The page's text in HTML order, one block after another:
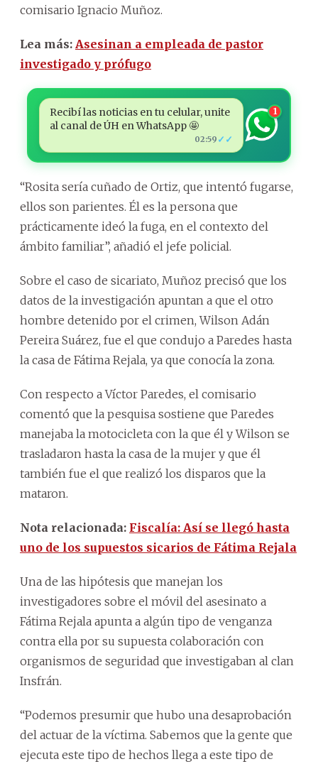
comisario Ignacio Muñoz.
Lea más: Asesinan a empleada de pastor
investigado y prófugo
Recibí las noticias en tu celular, unite
al canal de ÚH en WhatsApp 🤩
02:59 ✓✓
1
“Rosita sería cuñado de Ortiz, que intentó fugarse,
ellos son parientes. Él es la persona que
prácticamente ideó la fuga, en el contexto del
ámbito familiar”, añadió el jefe policial.
Sobre el caso de sicariato, Muñoz precisó que los
datos de la investigación apuntan a que el otro
hombre detenido por el crimen, Wilson Adán
Pereira Suárez, fue el que condujo a Paredes hasta
la casa de Fátima Rejala, ya que conocía la zona.
Con respecto a Víctor Paredes, el comisario
comentó que la pesquisa sostiene que Paredes
manejaba la motocicleta con la que él y Wilson se
trasladaron hasta la casa de la mujer y que él
también fue el que realizó los disparos que la
mataron.
Nota relacionada: Fiscalía: Así se llegó hasta
uno de los supuestos sicarios de Fátima Rejala
Una de las hipótesis que manejan los
investigadores sobre el móvil del asesinato a
Fátima Rejala apunta a algún tipo de venganza
contra ella por su supuesta colaboración con
organismos de seguridad que investigaban al clan
Insfrán.
“Podemos presumir que hubo una desaprobación
del actuar de la víctima. Sabemos que la gente que
ejecuta este tipo de hechos llega a este tipo de